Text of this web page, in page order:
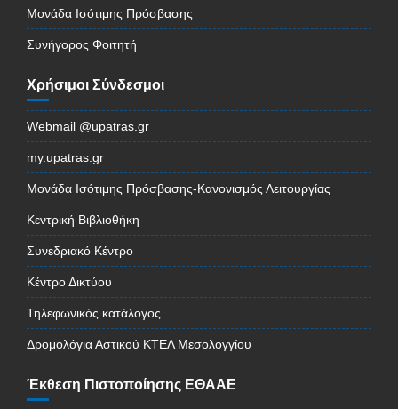
Μονάδα Ισότιμης Πρόσβασης
Συνήγορος Φοιτητή
Χρήσιμοι Σύνδεσμοι
Webmail @upatras.gr
my.upatras.gr
Μονάδα Ισότιμης Πρόσβασης-Κανονισμός Λειτουργίας
Κεντρική Βιβλιοθήκη
Συνεδριακό Κέντρο
Κέντρο Δικτύου
Τηλεφωνικός κατάλογος
Δρομολόγια Αστικού ΚΤΕΛ Μεσολογγίου
Έκθεση Πιστοποίησης ΕΘΑΑΕ